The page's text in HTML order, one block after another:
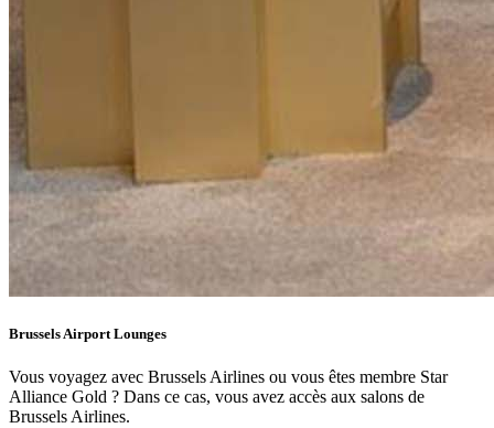
Brussels Airport Lounges
Vous voyagez avec Brussels Airlines ou vous êtes membre Star
Alliance Gold ? Dans ce cas, vous avez accès aux salons de
Brussels Airlines.